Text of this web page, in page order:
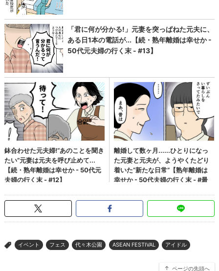
> イベント フェス 代々木公園 ASEAN FESTIVAL アイドル
ページの先頭へ